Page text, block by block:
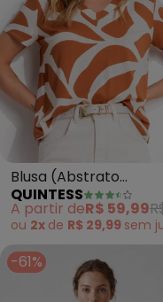
Blusa (Abstrato
Caramelo) em Malha
Viscose
QUINTESS
A partir deR$ 59,99
ou 2x de R$ 29,99 sem
-61%